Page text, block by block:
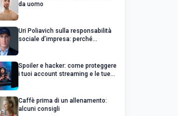
da uomo
Uri Poliavich sulla responsabilità
sociale d’impresa: perché
Spoiler e hacker: come proteggere
i tuoi account streaming e le tue
Caffè prima di un allenamento:
alcuni consigli